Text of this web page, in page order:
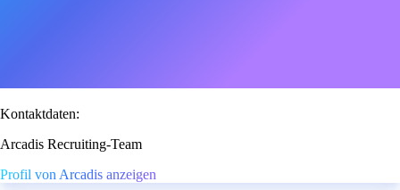
Kontaktdaten:
Arcadis Recruiting-Team
Profil von Arcadis anzeigen